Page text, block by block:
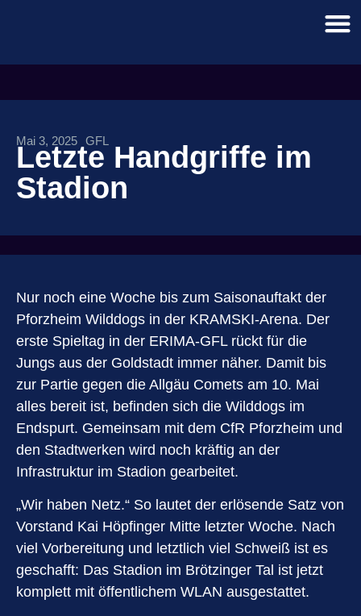
Mai 3, 2025 GFL
Letzte Handgriffe im
Stadion
Nur noch eine Woche bis zum Saisonauftakt der
Pforzheim Wilddogs in der KRAMSKI-Arena. Der
erste Spieltag in der ERIMA-GFL rückt für die
Jungs aus der Goldstadt immer näher. Damit bis
zur Partie gegen die Allgäu Comets am 10. Mai
alles bereit ist, befinden sich die Wilddogs im
Endspurt. Gemeinsam mit dem CfR Pforzheim und
den Stadtwerken wird noch kräftig an der
Infrastruktur im Stadion gearbeitet.
„Wir haben Netz.“ So lautet der erlösende Satz von
Vorstand Kai Höpfinger Mitte letzter Woche. Nach
viel Vorbereitung und letztlich viel Schweiß ist es
geschafft: Das Stadion im Brötzinger Tal ist jetzt
komplett mit öffentlichem WLAN ausgestattet.